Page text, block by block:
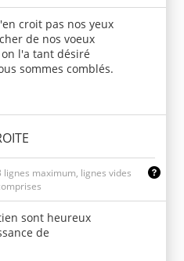
lignes maximum, lignes vides